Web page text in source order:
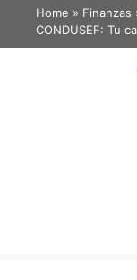
Home » Finanzas
CONDUSEF: Tu